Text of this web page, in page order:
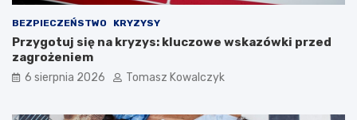
BEZPIECZEŃSTWO KRYZYSY
Przygotuj się na kryzys: kluczowe wskazówki przed
zagrożeniem
6 sierpnia 2026 Tomasz Kowalczyk